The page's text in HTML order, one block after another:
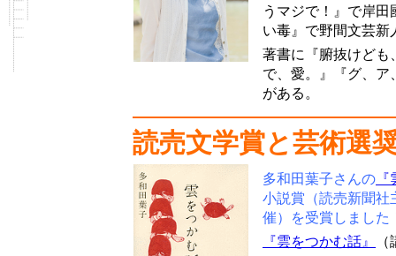
うマジで！』で岸
い毒』で野間文芸新
著書に『腑抜けども
で、愛。』『グ、ア
がある。
読売文学賞と芸術選
多和田葉子さんの
小説賞（読売新聞社
催）を受賞しました
『雲をつかむ話』